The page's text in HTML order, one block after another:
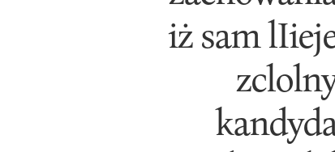
iż sam